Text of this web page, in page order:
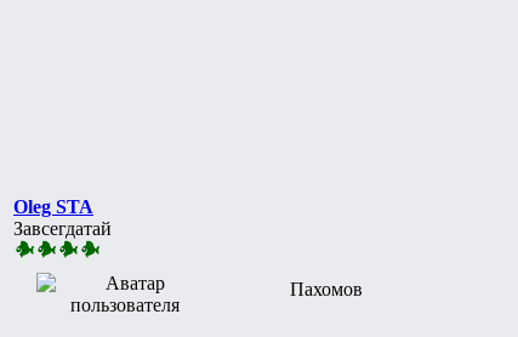
Oleg STA
Завсегдатай
Пахомов